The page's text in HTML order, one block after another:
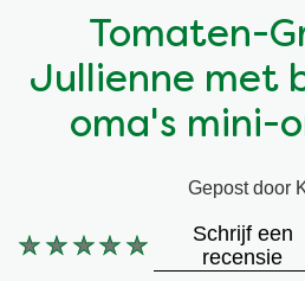
Vegetarisch
Ingrediënten
Gelegenheden
Kruiding
Groentewraps
Snackpots
Tomaten-
Jullienne met
oma's mini-
Gepost door
Geen
Schrijf een
recensie